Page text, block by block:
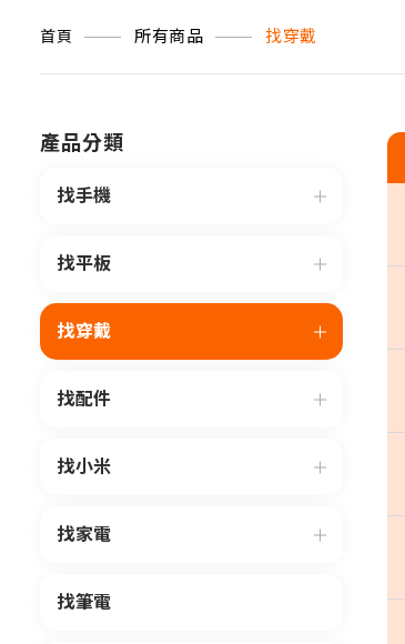
首頁 所有商品 找穿戴
產品分類
找手機
找平板
找穿戴
找配件
找小米
找家電
找筆電